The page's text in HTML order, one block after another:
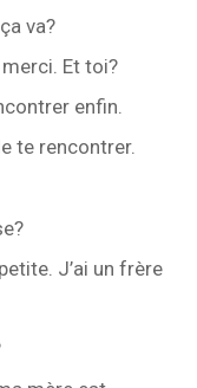
va?
Et toi?
enfin.
te rencontrer.
J’ai un frère